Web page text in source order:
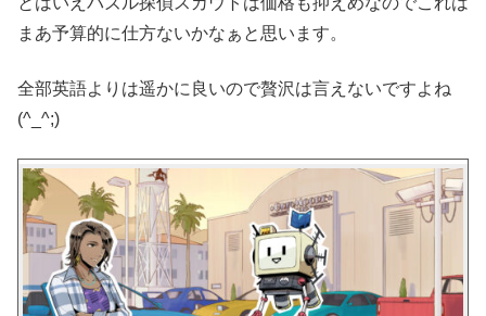
まあ予算的に仕方ないかなぁと思います。
全部英語よりは遥かに良いので贅沢は言えないですよね
(^_^;)